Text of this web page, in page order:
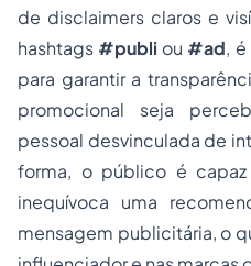
de disclaimersclaros e
hashtags #publi ou #ad,
para garantir a
promocional seja
pessoal desvinculada de
forma, o público é
inequívoca uma
mensagem publicitária, o